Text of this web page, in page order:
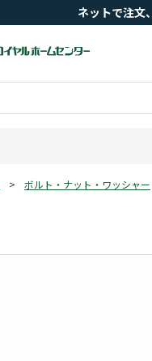
ネットで注文
> ボルト・ナット・ワッシャー